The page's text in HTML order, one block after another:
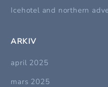
Icehotel and northern
ARKIV
april 2025
mars 2025